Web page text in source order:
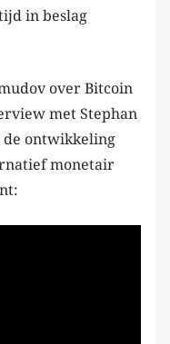
in beslag
over Bitcoin
met Stephan
de ontwikkeling
monetair